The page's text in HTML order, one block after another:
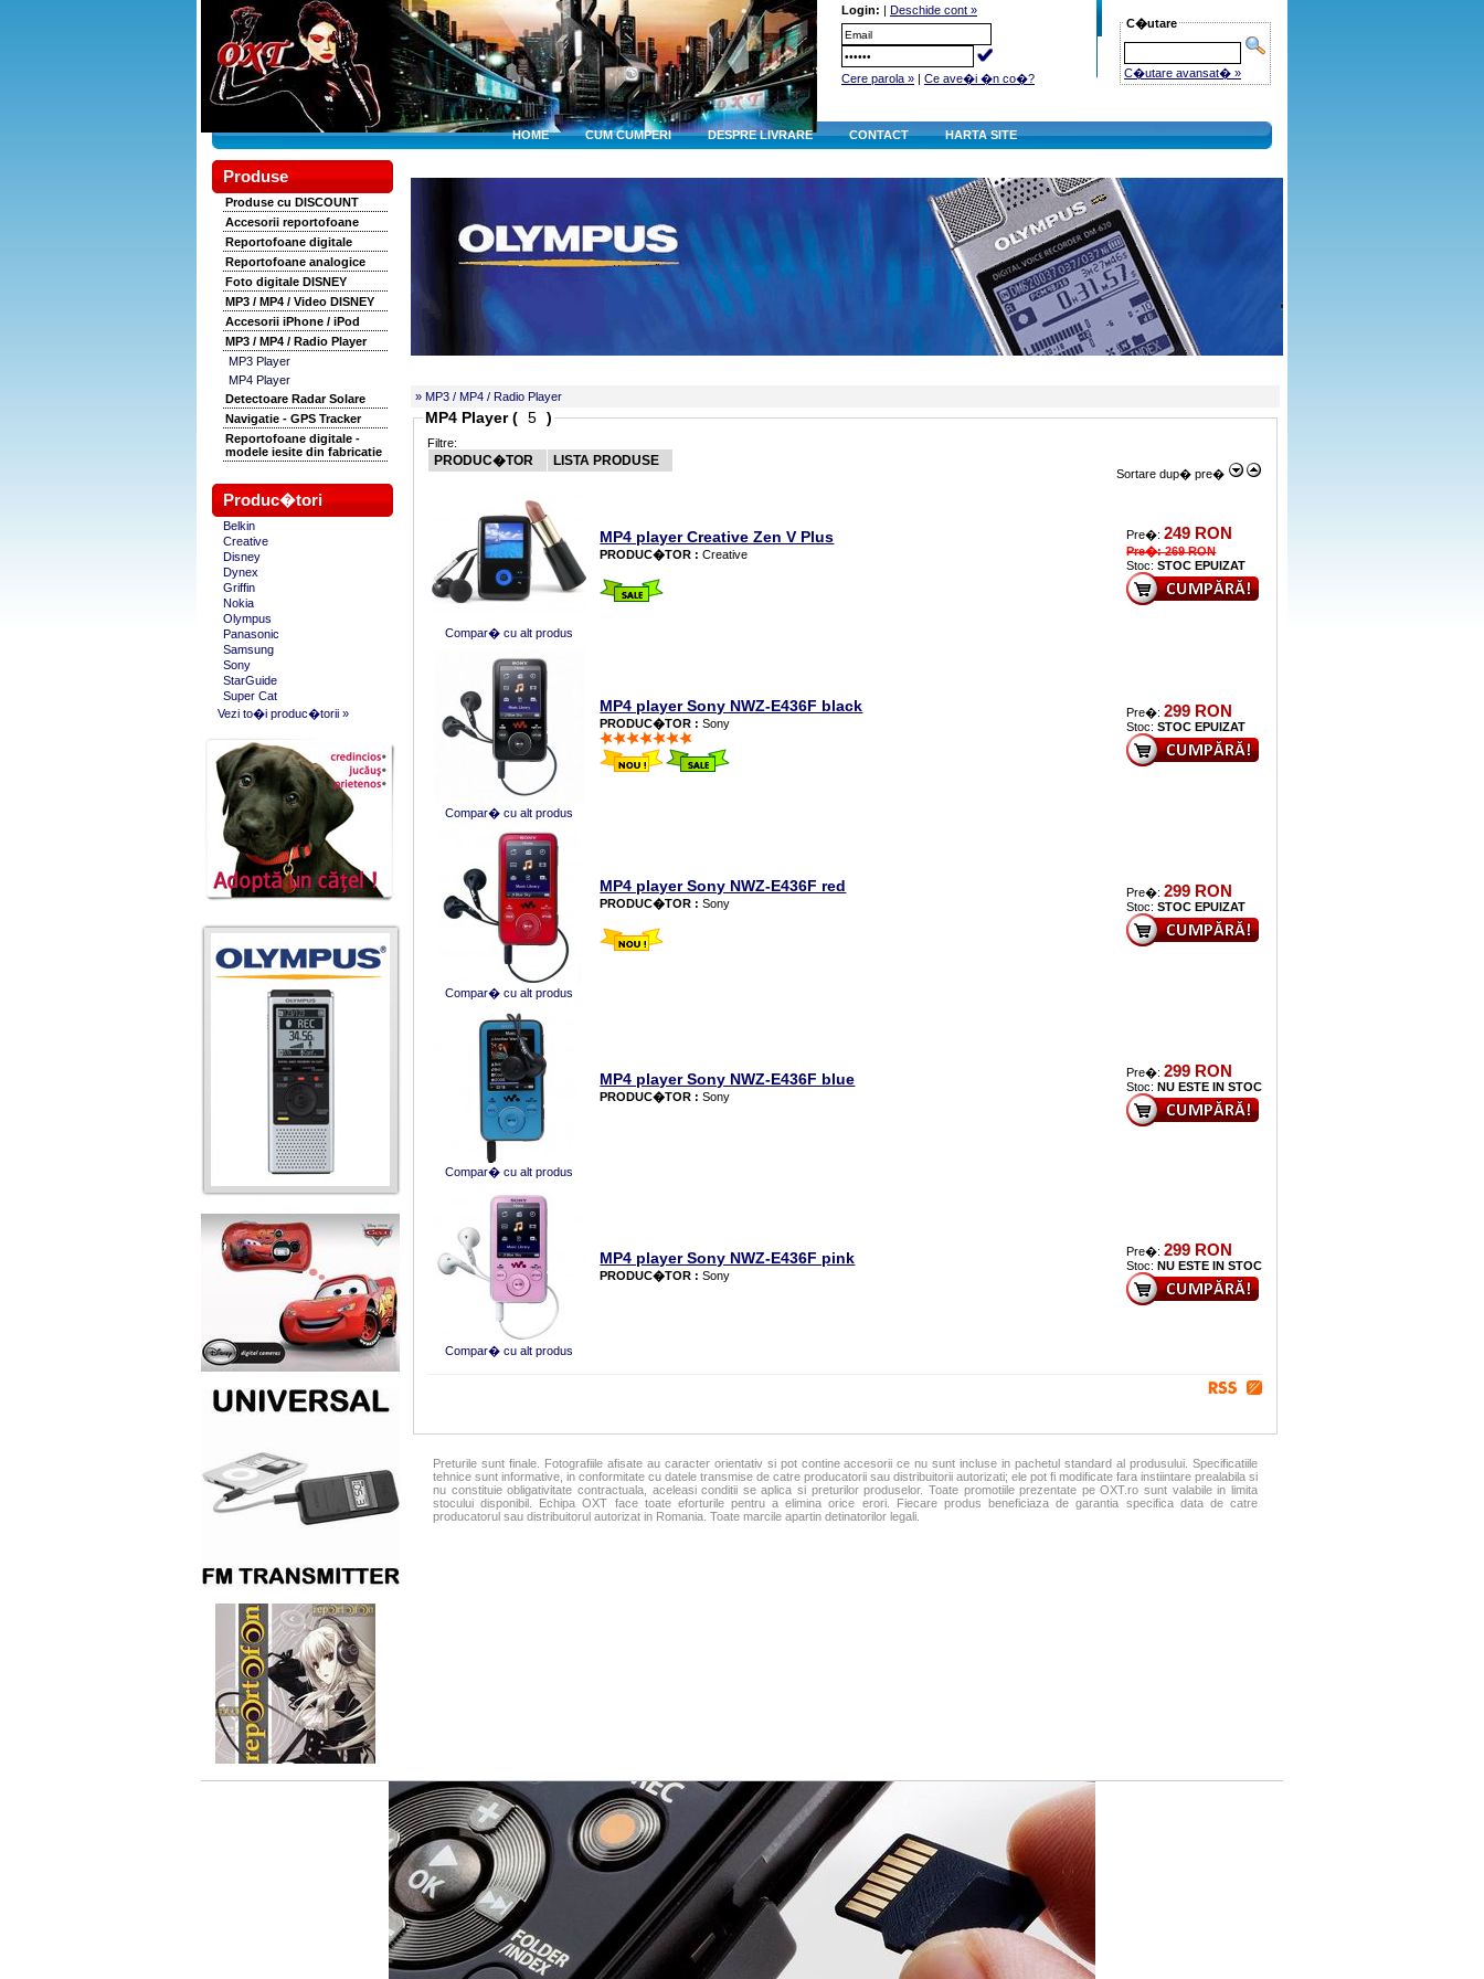
Login: | Deschide cont »
Cere parola » | Ce ave�i �n co�?
C�utare
C�utare avansat� »
HOME CUM CUMPERI DESPRE LIVRARE CONTACT HARTA SITE
Produse
Produse cu DISCOUNT
Accesorii reportofoane
Reportofoane digitale
Reportofoane analogice
Foto digitale DISNEY
MP3 / MP4 / Video DISNEY
Accesorii iPhone / iPod
MP3 / MP4 / Radio Player
MP3 Player
MP4 Player
Detectoare Radar Solare
Navigatie - GPS Tracker
Reportofoane digitale -
modele iesite din fabricatie
Produc�tori
Belkin
Creative
Disney
Dynex
Griffin
Nokia
Olympus
Panasonic
Samsung
Sony
StarGuide
Super Cat
Vezi to�i produc�torii »
» MP3 / MP4 / Radio Player
MP4 Player ( )
Filtre:
PRODUC�TOR LISTA PRODUSE
Sortare dup� pre�
Compar� cu alt produs
MP4 player Creative Zen V Plus
PRODUC�TOR :Creative
Pre�:249 RON
Pre�: 269 RON
Stoc:STOC EPUIZAT
Compar� cu alt produs
MP4 player Sony NWZ-E436F black
PRODUC�TOR :Sony
Pre�:299 RON
Stoc:STOC EPUIZAT
Compar� cu alt produs
MP4 player Sony NWZ-E436F red
PRODUC�TOR :Sony
Pre�:299 RON
Stoc:STOC EPUIZAT
Compar� cu alt produs
MP4 player Sony NWZ-E436F blue
PRODUC�TOR :Sony
Pre�:299 RON
Stoc:NU ESTE IN STOC
Compar� cu alt produs
MP4 player Sony NWZ-E436F pink
PRODUC�TOR :Sony
Pre�:299 RON
Stoc:NU ESTE IN STOC
Preturile sunt finale. Fotografiile afisate au caracter orientativ si pot contine accesorii ce nu sunt incluse in pachetul standard al produsului. Specificatiile
tehnice sunt informative, in conformitate cu datele transmise de catre producatorii sau distribuitorii autorizati; ele pot fi modificate fara instiintare prealabila si
nu constituie obligativitate contractuala, aceleasi conditii se aplica si preturilor produselor. Toate promotiile prezentate pe OXT.ro sunt valabile in limita
stocului disponibil. Echipa OXT face toate eforturile pentru a elimina orice erori. Fiecare produs beneficiaza de garantia specifica data de catre
producatorul sau distribuitorul autorizat in Romania. Toate marcile apartin detinatorilor legali.